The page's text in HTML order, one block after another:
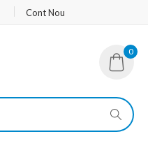
Cont Nou
0